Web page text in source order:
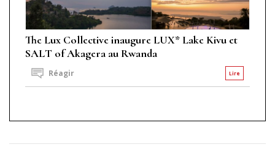
The Lux Collective inaugure LUX* Lake Kivu et
SALT of Akagera au Rwanda
Lire
Réagir